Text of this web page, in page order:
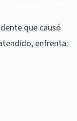
que causó
enfrenta: